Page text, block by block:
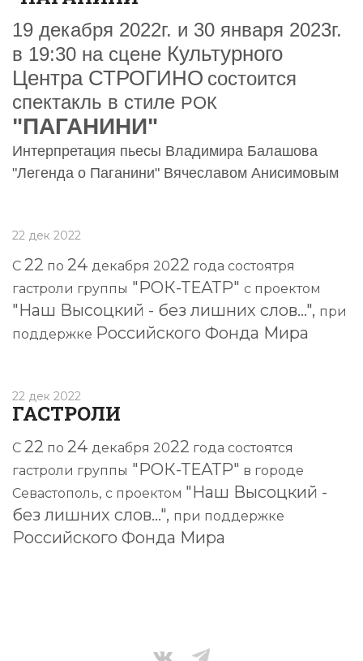
19 декабря 2022г. и 30 января 2023г.
в 19:30 на сцене Культурного
Центра СТРОГИНО состоится
спектакль в стиле РОК
"ПАГАНИНИ"
Интерпретация пьесы Владимира Балашова
"Легенда о Паганини" Вячеславом Анисимовым
22 дек 2022
С 22 по 24 декабря 2022 года состоятря
гастроли группы "РОК-ТЕАТР" с проектом
"Наш Высоцкий - без лишних слов...", при
поддержке Российского Фонда Мира
22 дек 2022
ГАСТРОЛИ
С 22 по 24 декабря 2022 года состоятся
гастроли группы "РОК-ТЕАТР" в городе
Севастополь, с проектом "Наш Высоцкий -
без лишних слов...", при поддержке
Российского Фонда Мира